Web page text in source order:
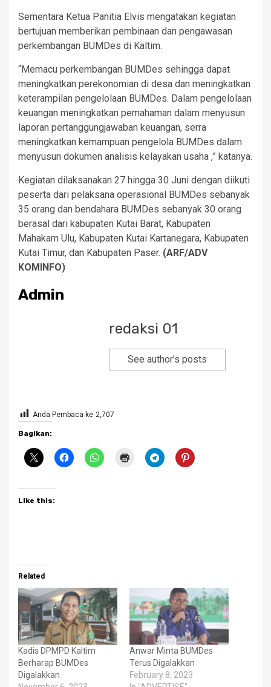
Sementara Ketua Panitia Elvis mengatakan kegiatan
bertujuan memberikan pembinaan dan pengawasan
perkembangan BUMDes di Kaltim.
“Memacu perkembangan BUMDes sehingga dapat
meningkatkan perekonomian di desa dan meningkatkan
keterampilan pengelolaan BUMDes. Dalam pengelolaan
keuangan meningkatkan pemahaman dalam menyusun
laporan pertanggungjawaban keuangan, serra
meningkatkan kemampuan pengelola BUMDes dalam
menyusun dokumen analisis kelayakan usaha ,” katanya.
Kegiatan dilaksanakan 27 hingga 30 Juni dengan diikuti
peserta dari pelaksana operasional BUMDes sebanyak
35 orang dan bendahara BUMDes sebanyak 30 orang
berasal dari kabupaten Kutai Barat, Kabupaten
Mahakam Ulu, Kabupaten Kutai Kartanegara, Kabupaten
Kutai Timur, dan Kabupaten Paser. (ARF/ADV
KOMINFO)
Admin
redaksi 01
See author's posts
Anda Pembaca ke 2,707
Bagikan:
Like this:
Related
Kadis DPMPD Kaltim
Berharap BUMDes
Digalakkan
Anwar Minta BUMDes
Terus Digalakkan
February 8, 2023